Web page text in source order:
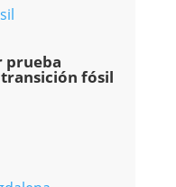
prueba
transición fósil